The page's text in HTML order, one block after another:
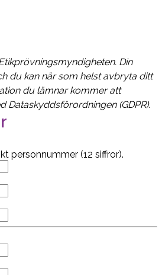
Din
du kan när som helst avbryta ditt
du lämnar kommer att
Dataskyddsförordningen (GDPR).